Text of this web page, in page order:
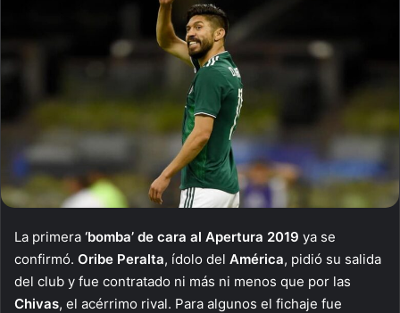
La primera ‘bomba’ de cara al Apertura 2019 ya se
confirmó. Oribe Peralta, ídolo del América, pidió su salida
del club y fue contratado ni más ni menos que por las
Chivas, el acérrimo rival. Para algunos el fichaje fue